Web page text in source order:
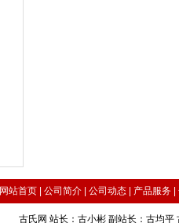
网站首页| 公司简介| 公司动态| 产品服务|
古氏网 站长：古小彬 副站长：古均